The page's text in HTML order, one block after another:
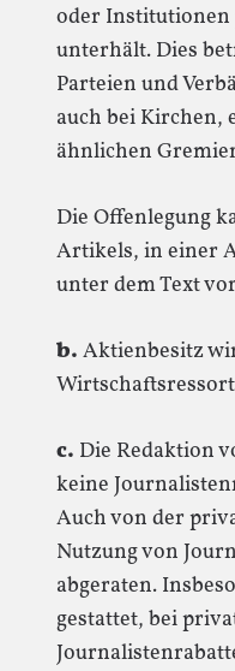
oder Institutionen
unterhält. Dies
Parteien und
auch bei Kirchen,
ähnlichen
Die Offenlegung
Artikels, in einer
unter dem Text
b. Aktienbesitz
c. Die Redaktion
keine
Auch von der
Nutzung von
abgeraten.
gestattet, bei